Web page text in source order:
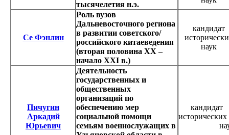
тысячелетия н.э.
Се Фэнлин
Роль вузов
Дальневосточного региона
в развитии советского/
российского китаеведения
(вторая половина ХХ –
начало XXI в.)
кандидат
наук
Пичугин
Аркадий
Юрьевич
Деятельность
государственных и
общественных
организаций по
обеспечению мер
социальной помощи
семьям военнослужащих в
кандидат